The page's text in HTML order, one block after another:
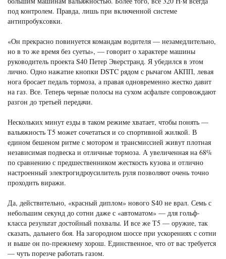
под контролем. Правда, лишь при включенной системе
антипробуксовки.
«Он прекрасно повинуется командам водителя — незамедлительно,
но в то же время без суеты», — говорит о характере машины
руководитель проекта S40 Петер Эверстранд. Я убедился в этом
лично. Одно нажатие кнопки DSTC рядом с рычагом АКПП, левая
нога бросает педаль тормоза, а правая одновременно жестко давит
на газ. Все. Теперь черные полосы на сухом асфальте сопровождают
разгон до третьей передачи.
Нескольких минут езды в таком режиме хватает, чтобы понять —
вальяжность Т5 может сочетаться и со спортивной жилкой. В
едином бешеном ритме с мотором и трансмиссией живут плотная
независимая подвеска и отличные тормоза. А увеличенная на 68%
по сравнению с предшественником жесткость кузова и отлично
настроенный электрогидроусилитель руля позволяют очень точно
проходить виражи.
Да, действительно, «красный диплом» нового S40 не врал. Семь с
небольшим секунд до сотни даже с «автоматом» — для гольф-
класса результат достойный похвалы. И все же Т5 — оружие, так
сказать, дальнего боя. На загородном шоссе при ускорениях с сотни
и выше он по-прежнему хорош. Единственное, что от вас требуется
— чуть порезче работать газом.